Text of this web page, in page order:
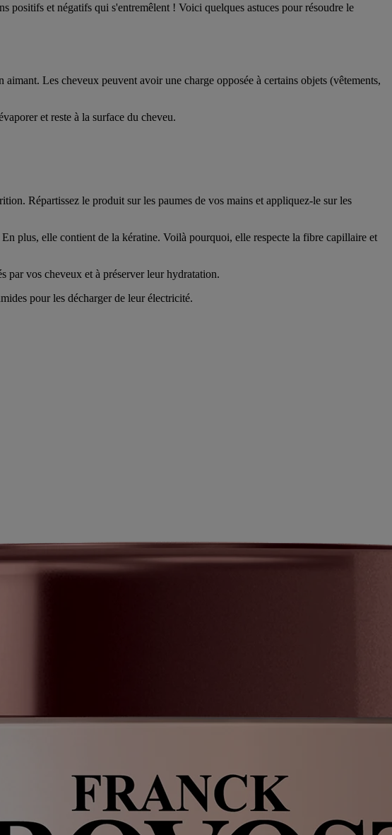
positifs et négatifs qui s'entremêlent ! Voici quelques astuces pour résoudre le
Les cheveux peuvent avoir une charge opposée à certains objets (vêtements,
et reste à la surface du cheveu.
Répartissez le produit sur les paumes de vos mains et appliquez-le sur les
plus, elle contient de la kératine. Voilà pourquoi, elle respecte la fibre capillaire et
par vos cheveux et à préserver leur hydratation.
pour les décharger de leur électricité.